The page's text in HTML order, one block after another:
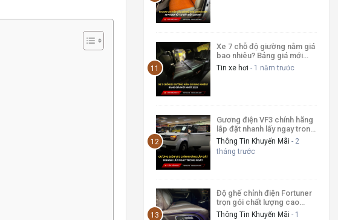
Xe 7 chỗ độ giường nằm giá
bao nhiêu? Bảng giá mới
nhất 2025
Tin xe hơi - 1 năm trước
Gương điện VF3 chính hãng
lắp đặt nhanh lấy ngay trong
ngày
Thông Tin Khuyến Mãi - 2
tháng trước
Độ ghế chỉnh điện Fortuner
trọn gói chất lượng cao
2026
Thông Tin Khuyến Mãi - 1